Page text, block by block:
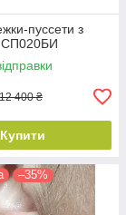
пуссети з
СП020БИ
12 400 ₴
Купити
–35%